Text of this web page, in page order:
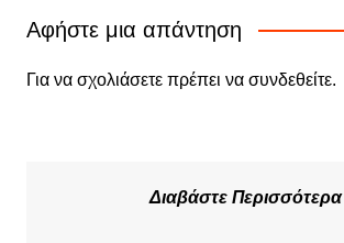
Αφήστε μια απάντηση
Για να σχολιάσετε πρέπει να συνδεθείτε.
Διαβάστε Περισσότερα